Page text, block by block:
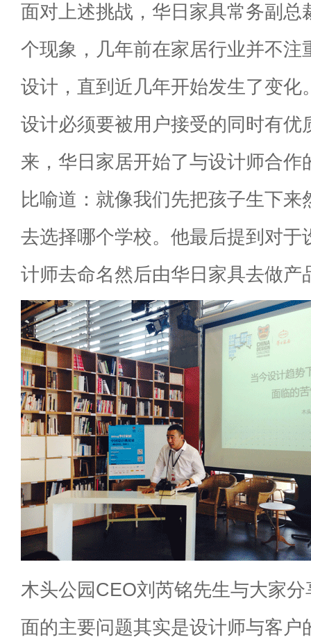
面对上述挑战，华日家具常务副总
个现象，几年前在家居行业并不注
设计，直到近几年开始发生了变化
设计必须要被用户接受的同时有优
来，华日家居开始了与设计师合作
比喻道：就像我们先把孩子生下来
去选择哪个学校。他最后提到对于
计师去命名然后由华日家具去做产
木头公园CEO刘芮铭先生与大家
面的主要问题其实是设计师与客户